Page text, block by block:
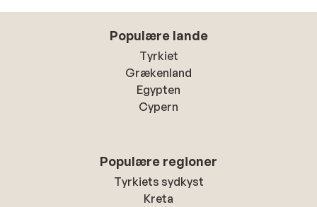
Populære lande
Tyrkiet
Grækenland
Egypten
Cypern
Populære regioner
Tyrkiets sydkyst
Kreta